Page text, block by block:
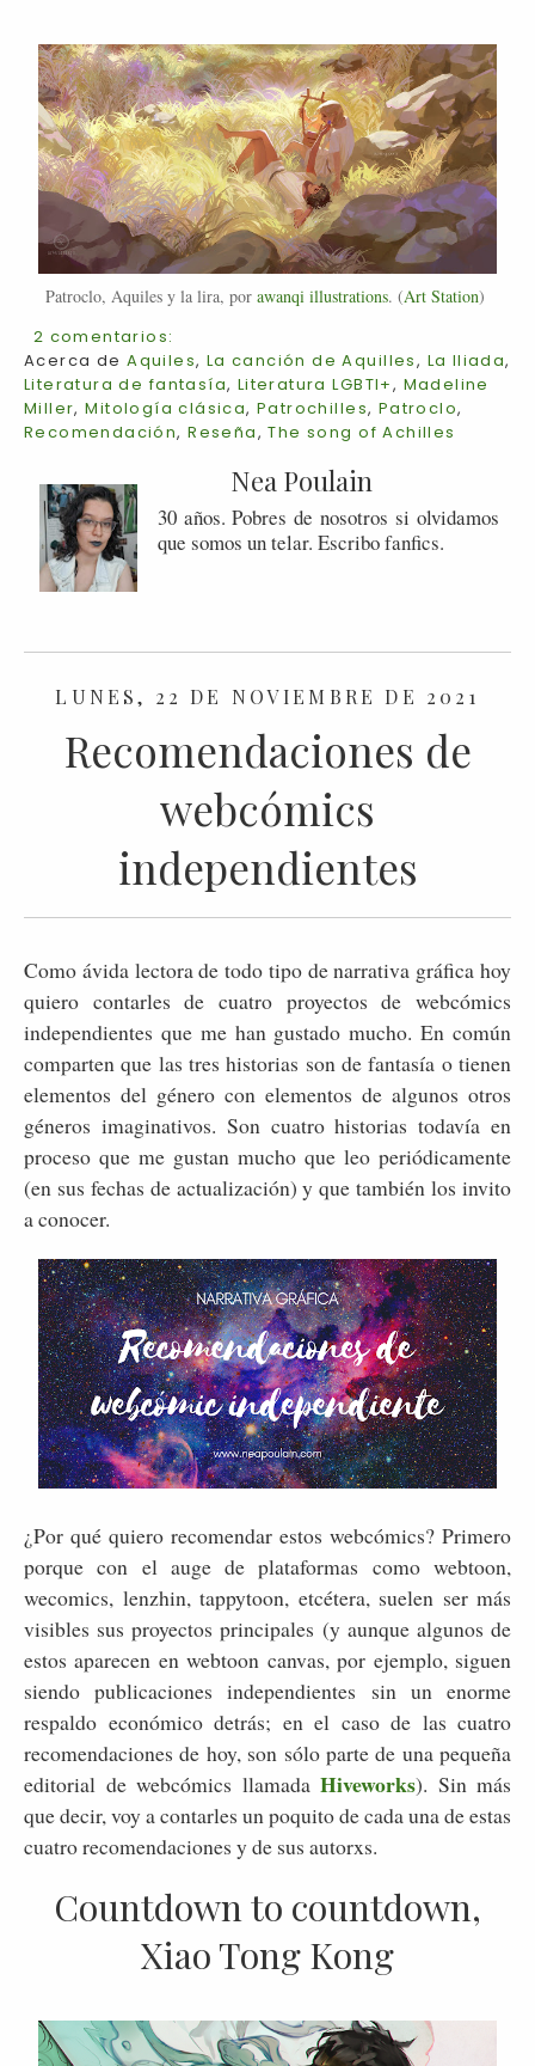
Patroclo, Aquiles y la lira, por awanqi illustrations. (Art Station)
2 comentarios:
Acerca deAquiles, La canción de Aquilles, La Iliada,
Literatura de fantasía, Literatura LGBTI+, Madeline
Miller,Mitología clásica,Patrochilles, Patroclo,
Recomendación,Reseña,The song of Achilles
Nea Poulain
30 años. Pobres de nosotros si olvidamos
que somos un telar. Escribo fanfics.
LUNES, 22 DE NOVIEMBRE DE 2021
Recomendaciones de
webcómics
independientes
Como ávida lectora de todo tipo de narrativa gráfica hoy
quiero contarles de cuatro proyectos de webcómics
independientes que me han gustado mucho. En común
comparten que las tres historias son de fantasía o tienen
elementos del género con elementos de algunos otros
géneros imaginativos. Son cuatro historias todavía en
proceso que me gustan mucho que leo periódicamente
(en sus fechas de actualización) y que también los invito
a conocer.
¿Por qué quiero recomendar estos webcómics? Primero
porque con el auge de plataformas como webtoon,
wecomics, lenzhin, tappytoon, etcétera, suelen ser más
visibles sus proyectos principales (y aunque algunos de
estos aparecen en webtoon canvas, por ejemplo, siguen
siendo publicaciones independientes sin un enorme
respaldo económico detrás; en el caso de las cuatro
recomendaciones de hoy, son sólo parte de una pequeña
editorial de webcómics llamada Hiveworks). Sin más
que decir, voy a contarles un poquito de cada una de estas
cuatro recomendaciones y de sus autorxs.
Countdown to countdown,
Xiao Tong Kong